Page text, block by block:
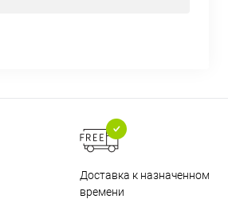
Доставка к назначенному
времени